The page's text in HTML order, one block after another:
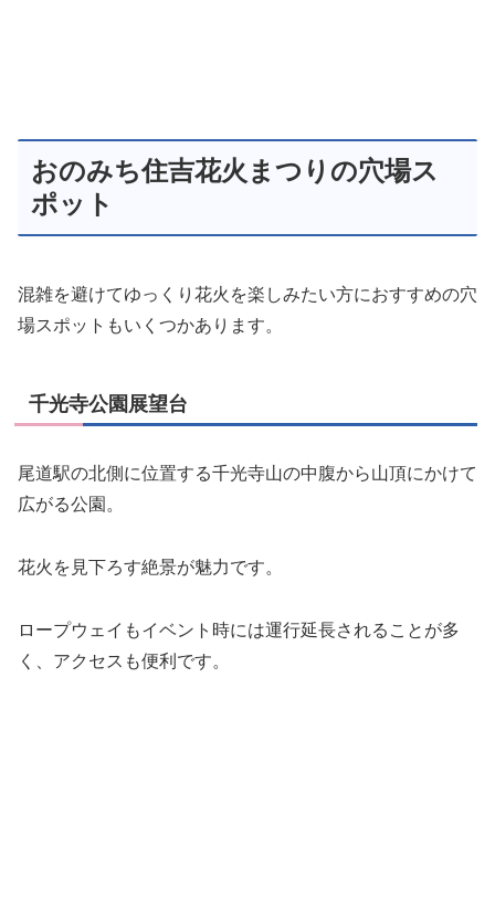
おのみち住吉花火まつりの穴場ス
ポット
混雑を避けてゆっくり花火を楽しみたい方におすすめの穴
場スポットもいくつかあります。
千光寺公園展望台
尾道駅の北側に位置する千光寺山の中腹から山頂にかけて
広がる公園。
花火を見下ろす絶景が魅力です。
ロープウェイもイベント時には運行延長されることが多
く、アクセスも便利です。